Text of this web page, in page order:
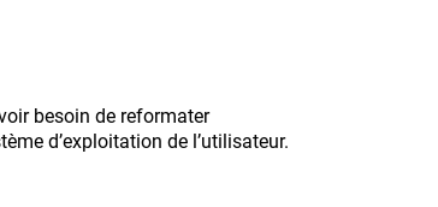
besoin de reformater
d’exploitation de l’utilisateur.